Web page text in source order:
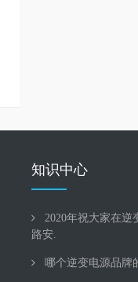
知识中心
2020年祝大家在逆
路安.
哪个逆变电源品牌